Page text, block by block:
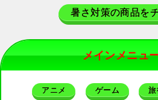
暑さ対策の商品を
メインメニュ
アニメ ゲーム